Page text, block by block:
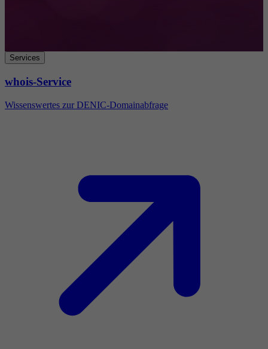
Services
whois-Service
Wissenswertes zur DENIC-Domainabfrage